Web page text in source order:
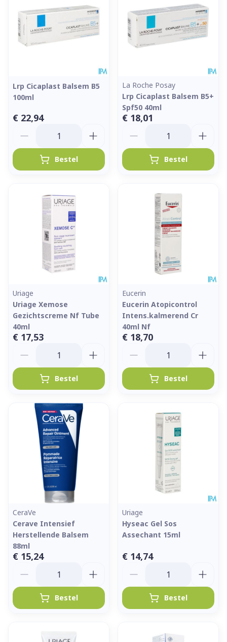
Lrp Cicaplast Balsem B5
100ml
€ 22,94
Bestel
La Roche Posay
Lrp Cicaplast Balsem B5+
Spf50 40ml
€ 18,01
Bestel
Uriage
Uriage Xemose
Gezichtscreme Nf Tube
40ml
€ 17,53
Bestel
Eucerin
Eucerin Atopicontrol
Intens.kalmerend Cr
40ml Nf
€ 18,70
Bestel
CeraVe
Cerave Intensief
Herstellende Balsem
88ml
€ 15,24
Bestel
Uriage
Hyseac Gel Sos
Assechant 15ml
€ 14,74
Bestel